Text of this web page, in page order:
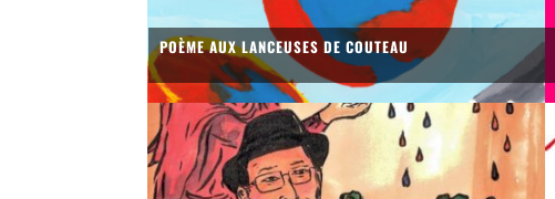
POÈME AUX LANCEUSES DE COUTEAU